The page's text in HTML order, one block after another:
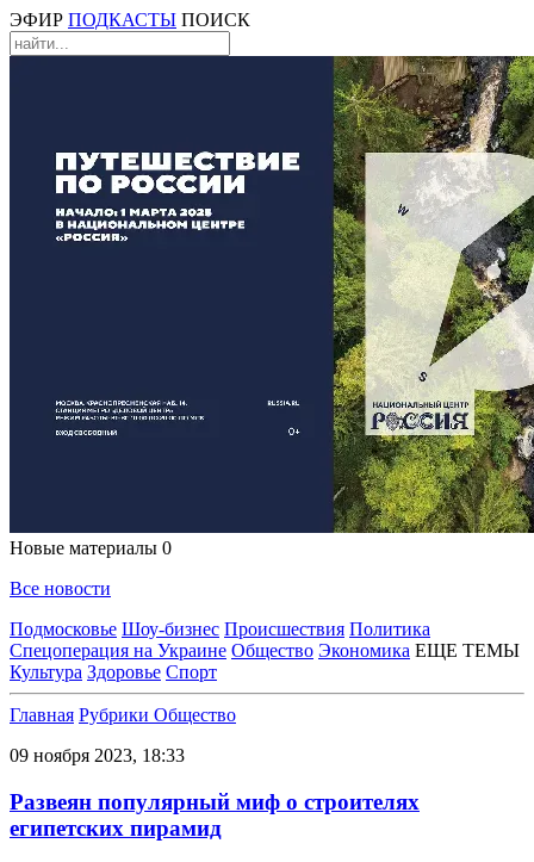
ЭФИР ПОДКАСТЫ ПОИСК
Новые материалы 0
Все новости
Подмосковье Шоу-бизнес Происшествия Политика
Спецоперация на Украине Общество Экономика ЕЩЕ ТЕМЫ
Культура Здоровье Спорт
Главная Рубрики Общество
09 ноября 2023, 18:33
Развеян популярный миф о строителях
египетских пирамид